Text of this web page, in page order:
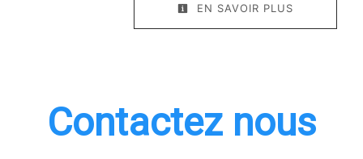
EN SAVOIR PLUS
Contactez nous